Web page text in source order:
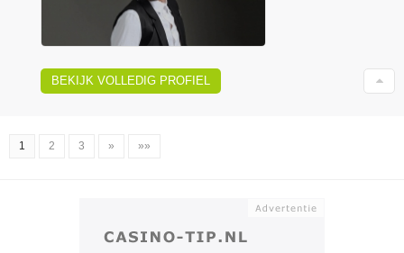
BEKIJK VOLLEDIG PROFIEL
1 2 3 » »»